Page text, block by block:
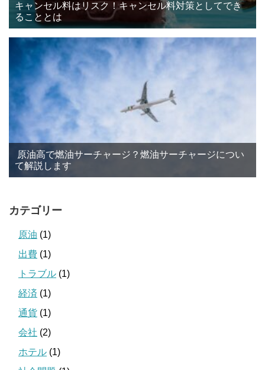
キャンセル料はリスク！キャンセル料対策としてでき
ることとは
原油高で燃油サーチャージ？燃油サーチャージについ
て解説します
カテゴリー
原油 (1)
出費 (1)
トラブル (1)
経済 (1)
通貨 (1)
会社 (2)
ホテル (1)